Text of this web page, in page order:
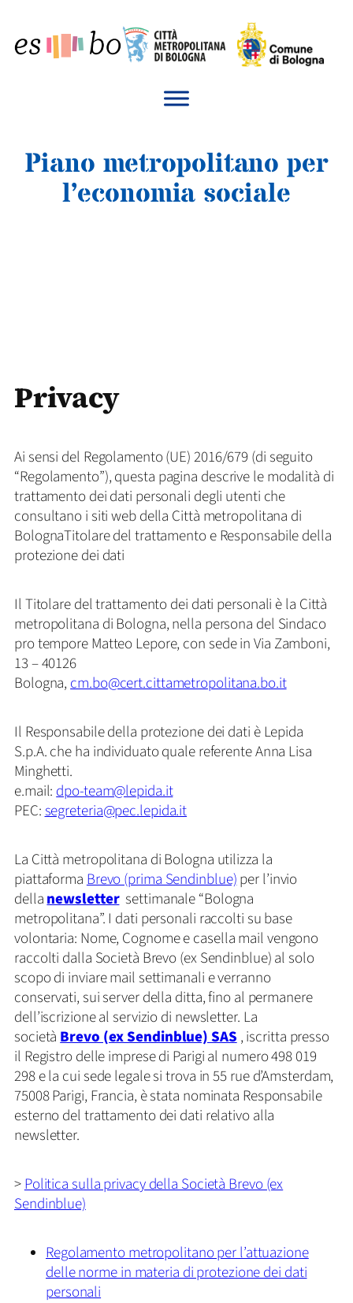
contenuto
Piano metropolitano per
l’economia sociale
Privacy
Ai sensi del Regolamento (UE) 2016/679 (di seguito
“Regolamento”), questa pagina descrive le modalità di
trattamento dei dati personali degli utenti che
consultano i siti web della Città metropolitana di
BolognaTitolare del trattamento e Responsabile della
protezione dei dati
Il Titolare del trattamento dei dati personali è la Città
metropolitana di Bologna, nella persona del Sindaco
pro tempore Matteo Lepore, con sede in Via Zamboni,
13 – 40126
Bologna, cm.bo@cert.cittametropolitana.bo.it
Il Responsabile della protezione dei dati è Lepida
S.p.A. che ha individuato quale referente Anna Lisa
Minghetti.
e.mail: dpo-team@lepida.it
PEC:segreteria@pec.lepida.it
La Città metropolitana di Bologna utilizza la
piattaforma Brevo (prima Sendinblue)per l’invio
dellanewsletter settimanale “Bologna
metropolitana”. I dati personali raccolti su base
volontaria: Nome, Cognome e casella mail vengono
raccolti dalla Società Brevo (ex Sendinblue) al solo
scopo di inviare mail settimanali e verranno
conservati, sui server della ditta, fino al permanere
dell’iscrizione al servizio di newsletter. La
società Brevo (ex Sendinblue) SAS , iscritta presso
il Registro delle imprese di Parigi al numero 498 019
298 e la cui sede legale si trova in 55 rue d’Amsterdam,
75008 Parigi, Francia, è stata nominata Responsabile
esterno del trattamento dei dati relativo alla
newsletter.
>Politica sulla privacy della Società Brevo (ex
Sendinblue)
Regolamento metropolitano per l’attuazione
delle norme in materia di protezione dei dati
personali